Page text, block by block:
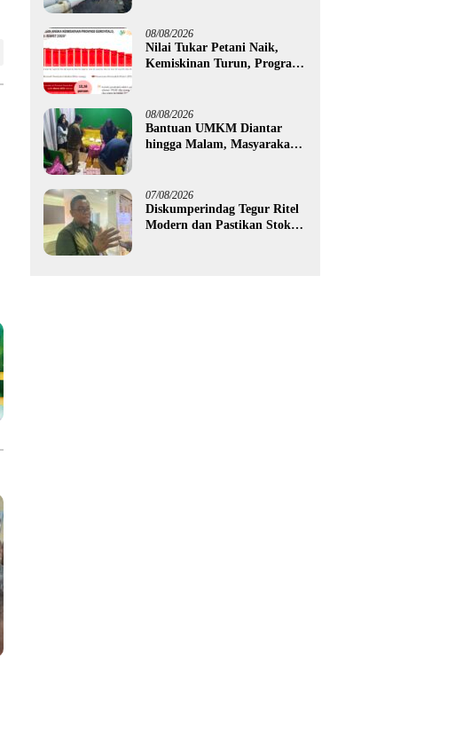
08/08/2026
Nilai Tukar Petani Naik,
Kemiskinan Turun, Program
08/08/2026
Bantuan UMKM Diantar
hingga Malam, Masyarakat
07/08/2026
Diskumperindag Tegur Ritel
Modern dan Pastikan Stok